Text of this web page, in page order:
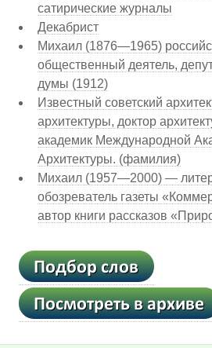
сатирические журналы
Декабрист
Михаил (1876—1965)
общественный деятель,
думы (1912)
Известный советский
архитектуры, доктор
академик Международной
Архитектуры. (фамилия)
Михаил (1957—2000) —
обозреватель газеты
автор книги рассказов